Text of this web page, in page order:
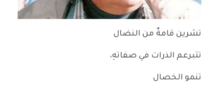
تشرين قامةٌ من النضال
تتبرعم الذرات في صفاتهِ،
تنمو الخصال